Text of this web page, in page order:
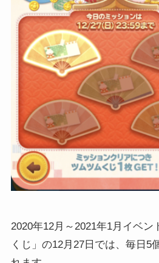
2020年12月～2021年1月イベン
くじ」の12月27日では、毎日5